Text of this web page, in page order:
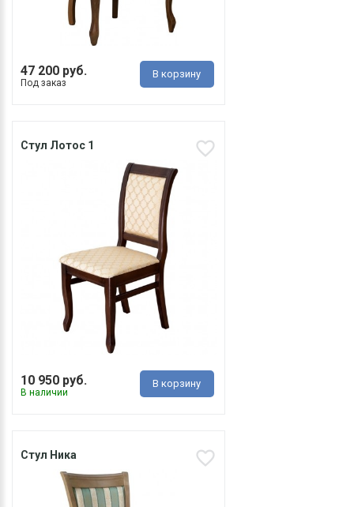
47 200 руб.
Под заказ
В корзину
Стул Лотос 1
10 950 руб.
В наличии
В корзину
Стул Ника